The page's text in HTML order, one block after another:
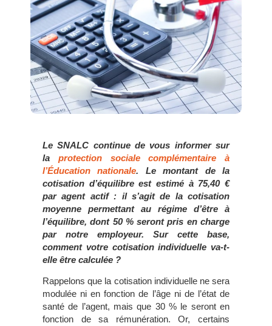
Le SNALC continue de vous informer sur
la protection sociale complémentaire à
l’Éducation nationale. Le montant de la
cotisation d’équilibre est estimé à 75,40 €
par agent actif : il s’agit de la cotisation
moyenne permettant au régime d’être à
l’équilibre, dont 50 % seront pris en charge
par notre employeur. Sur cette base,
comment votre cotisation individuelle va-t-
elle être calculée ?
Rappelons que la cotisation individuelle ne sera
modulée ni en fonction de l’âge ni de l’état de
santé de l’agent, mais que 30 % le seront en
fonction de sa rémunération. Or, certains